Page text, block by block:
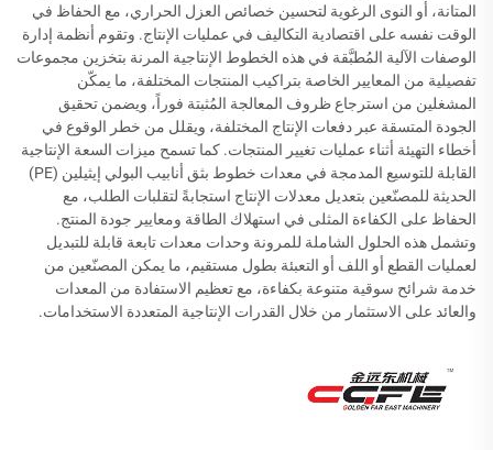
المتانة، أو النوى الرغوية لتحسين خصائص العزل الحراري، مع الحفاظ في
الوقت نفسه على اقتصادية التكاليف في عمليات الإنتاج. وتقوم أنظمة إدارة
الوصفات الآلية المُطبَّقة في هذه الخطوط الإنتاجية المرنة بتخزين مجموعات
تفصيلية من المعايير الخاصة بتراكيب المنتجات المختلفة، ما يمكّن
المشغلين من استرجاع ظروف المعالجة المُثبتة فوراً، ويضمن تحقيق
الجودة المتسقة عبر دفعات الإنتاج المختلفة، ويقلل من خطر الوقوع في
أخطاء التهيئة أثناء عمليات تغيير المنتجات. كما تسمح ميزات السعة الإنتاجية
القابلة للتوسيع المدمجة في معدات خطوط بثق أنابيب البولي إيثيلين (PE)
الحديثة للمصنّعين بتعديل معدلات الإنتاج استجابةً لتقلبات الطلب، مع
الحفاظ على الكفاءة المثلى في استهلاك الطاقة ومعايير جودة المنتج.
وتشمل هذه الحلول الشاملة للمرونة وحدات معدات تابعة قابلة للتبديل
لعمليات القطع أو اللف أو التعبئة بطول مستقيم، ما يمكن المصنّعين من
خدمة شرائح سوقية متنوعة بكفاءة، مع تعظيم الاستفادة من المعدات
والعائد على الاستثمار من خلال القدرات الإنتاجية المتعددة الاستخدامات.